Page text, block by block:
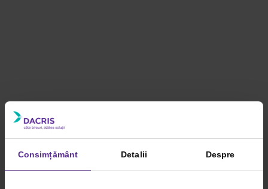
Consimțământ Detalii Despre